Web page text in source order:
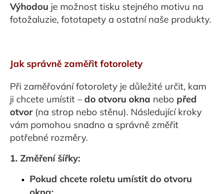
Výhodou je možnost tisku stejného motivu na
fotožaluzie, fototapety a ostatní naše produkty.
Jak správně zaměřit fotorolety
Při zaměřování fotorolety je důležité určit, kam
ji chcete umístit –do otvoru okna nebo před
otvor(na strop nebo stěnu). Následující kroky
vám pomohou snadno a správně změřit
potřebné rozměry.
1. Změření šířky:
Pokud chcete roletu umístit do otvoru